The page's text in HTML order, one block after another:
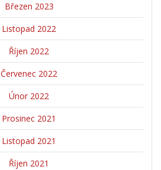
Březen 2023
Listopad 2022
Říjen 2022
Červenec 2022
Únor 2022
Prosinec 2021
Listopad 2021
Říjen 2021